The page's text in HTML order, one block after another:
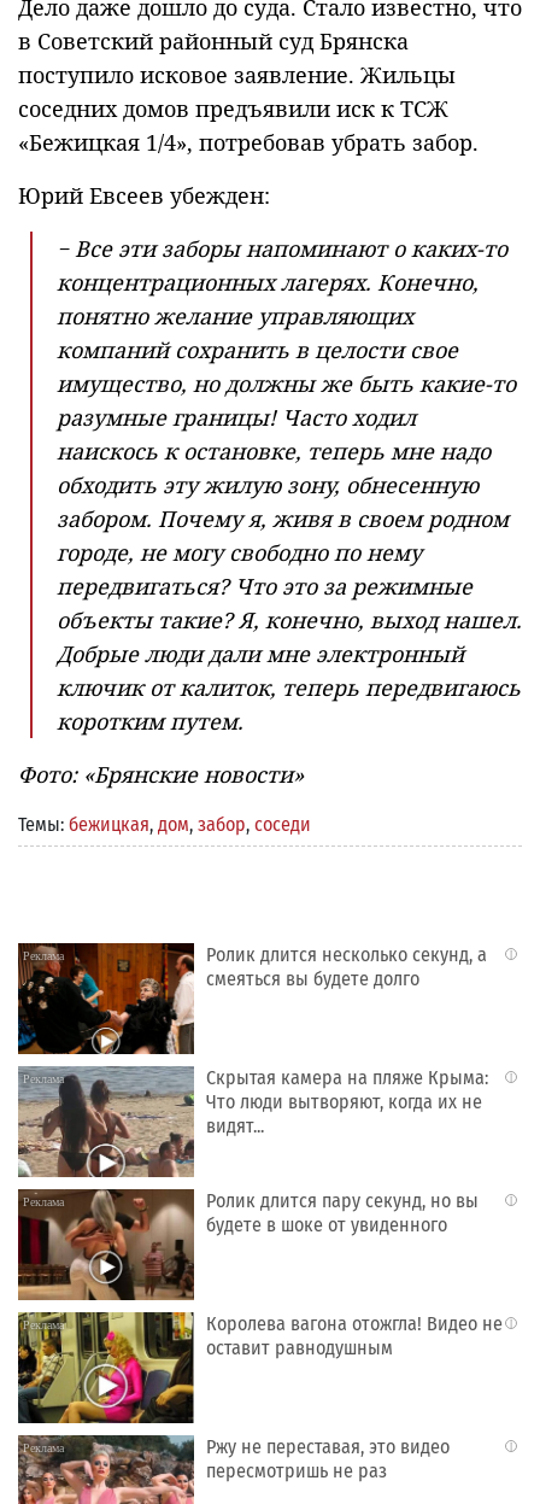
Дело даже дошло до суда. Стало известно, что
в Советский районный суд Брянска
поступило исковое заявление. Жильцы
соседних домов предъявили иск к ТСЖ
«Бежицкая 1/4», потребовав убрать забор.
Юрий Евсеев убежден:
− Все эти заборы напоминают о каких-то
концентрационных лагерях. Конечно,
понятно желание управляющих
компаний сохранить в целости свое
имущество, но должны же быть какие-то
разумные границы! Часто ходил
наискось к остановке, теперь мне надо
обходить эту жилую зону, обнесенную
забором. Почему я, живя в своем родном
городе, не могу свободно по нему
передвигаться? Что это за режимные
объекты такие? Я, конечно, выход нашел.
Добрые люди дали мне электронный
ключик от калиток, теперь передвигаюсь
коротким путем.
Фото: «Брянские новости»
Темы: бежицкая, дом, забор, соседи
i
Ролик длится несколько секунд, а
смеяться вы будете долго
i
Скрытая камера на пляже Крыма:
Что люди вытворяют, когда их не
видят...
i
Ролик длится пару секунд, но вы
будете в шоке от увиденного
i
Королева вагона отожгла! Видео не
оставит равнодушным
i
Ржу не переставая, это видео
пересмотришь не раз